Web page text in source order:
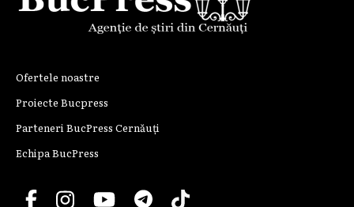
Ofertele noastre
Proiecte Bucpress
Parteneri BucPress Cernăuți
Echipa BucPress